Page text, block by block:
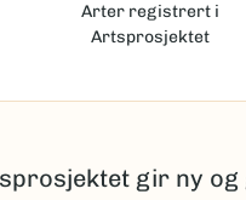
Arter registrert i
Artsprosjektet
gir ny og